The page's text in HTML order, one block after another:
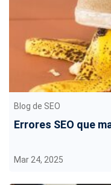
Blog de SEO
Errores SEO que
Mar 24, 2025